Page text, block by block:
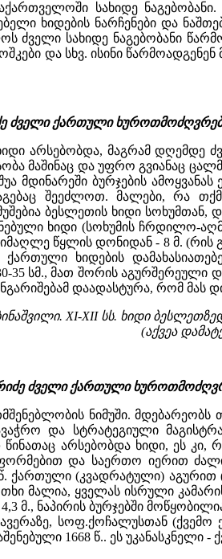
სახიდე ნაგებობანი.
ხიდების ნარჩენები და
ძველი სახიდე ნაგებობანი
და სხვ. ისინი
ძველი ქართული
არსებობდა, მაგრამ დღემდე
მაშინაც და უფრო გვიანაც
მდინარეში ბურჯების
შეეძლოთ. მალები, რა
ბესლეთის ხიდი
ხიდი (სოხუმის ჩრდილო-
წყლის დონიდან - 8 მ.
ხიდების
35 სმ., მათ შორის
დაადასტურა, რომ
XI-XII სს. ხიდი
(აქვეა
ძველი ქართული
ნიმუში. მდებარეობს
და სტრატეგიული
არსებობდა ხიდი, ეს
და საერთო იერით
ქართული (კვადრატული)
მალია, ყველას ისრული კამარის
მ., ნაპირის ბურჯებში
სოფ.ქოჩალუსთან
1668 წ.. ეს უკანასკნელი